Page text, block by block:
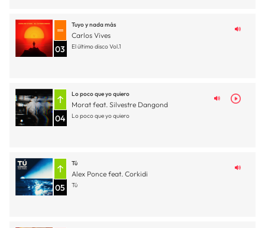
03
Tuyo y nada más
Carlos Vives
El último disco Vol.1
04
Lo poco que yo quiero
Morat feat. Silvestre Dangond
Lo poco que yo quiero
05
Tú
Alex Ponce feat. Corkidi
Tú